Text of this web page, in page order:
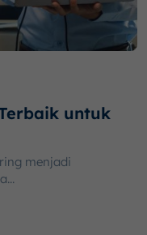
untuk
menjadi